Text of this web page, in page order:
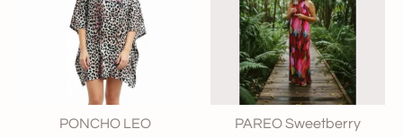
PONCHO LEO PAREO Sweetberry